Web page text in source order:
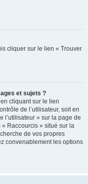
cliquer sur le lien « Trouver
et sujets ?
cliquant sur le lien
de l’utilisateur, soit en
l’utilisateur » sur la page de
Raccourcis » situé sur la
de vos propres
convenablement les options